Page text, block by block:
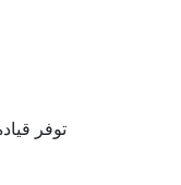
توفر